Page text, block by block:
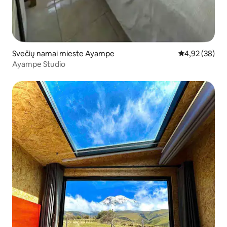
Svečių namai mieste Ayampe Vidutinis
4,92 (38)
Ayampe Studio